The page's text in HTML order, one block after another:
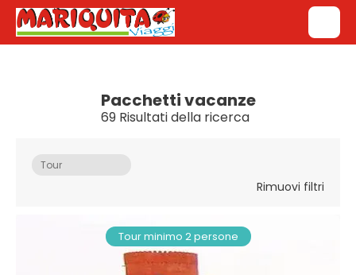
Pacchetti vacanze
69 Risultati della ricerca
Tour
Rimuovi filtri
Tour minimo 2 persone